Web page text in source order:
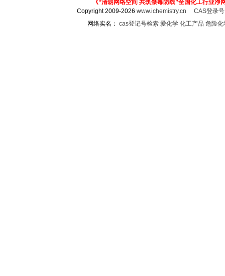
《“清朗网络空间 共筑禁毒防线”全国化工行业净
Copyright 2009-2026www.ichemistry.cn
CAS登录
网络实名： cas登记号检索 爱化学 化工产品 危险化